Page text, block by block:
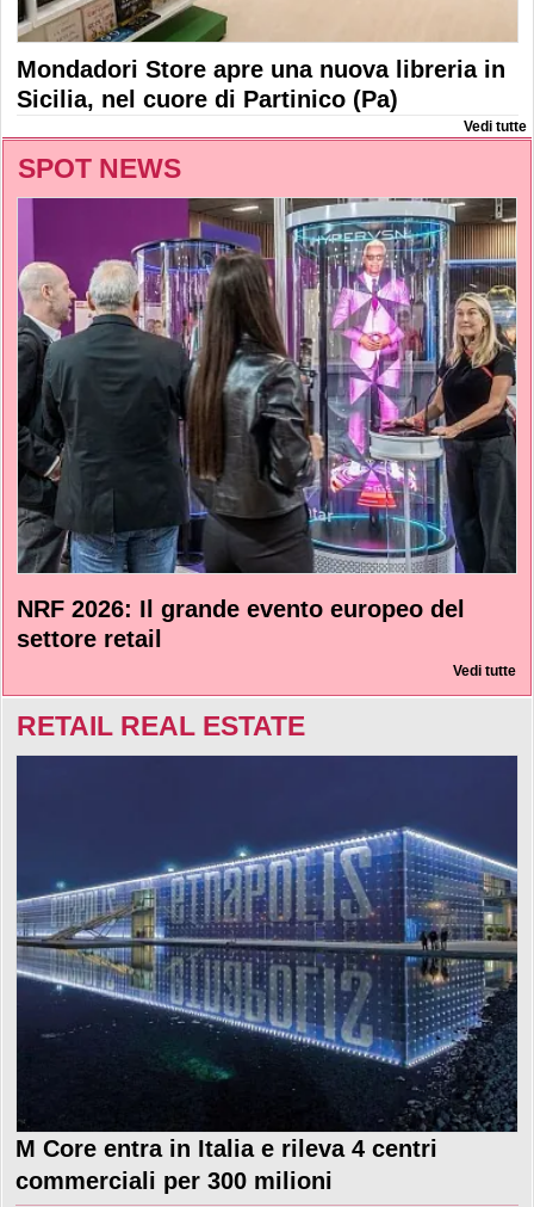
Mondadori Store apre una nuova libreria in
Sicilia, nel cuore di Partinico (Pa)
Vedi tutte
SPOT NEWS
NRF 2026: Il grande evento europeo del
settore retail
Vedi tutte
RETAIL REAL ESTATE
M Core entra in Italia e rileva 4 centri
commerciali per 300 milioni